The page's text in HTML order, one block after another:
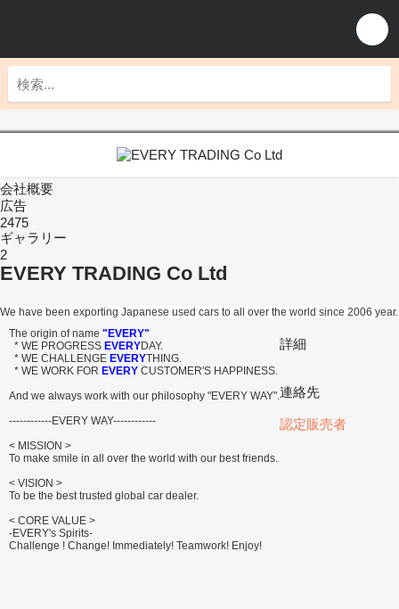
会社概要
広告
2475
ギャラリー
2
EVERY TRADING Co Ltd
We have been exporting Japanese used cars to all over the world since 2006 year.
The origin of name "EVERY"
* WE PROGRESS EVERYDAY.
* WE CHALLENGE EVERYTHING.
* WE WORK FOR EVERY CUSTOMER'S HAPPINESS.
And we always work with our philosophy "EVERY WAY".
------------EVERY WAY------------
< MISSION >
To make smile in all over the world with our best friends.
< VISION >
To be the best trusted global car dealer.
< CORE VALUE >
-EVERY's Spirits-
Challenge ! Change! Immediately! Teamwork! Enjoy!
詳細
連絡先
認定販売者